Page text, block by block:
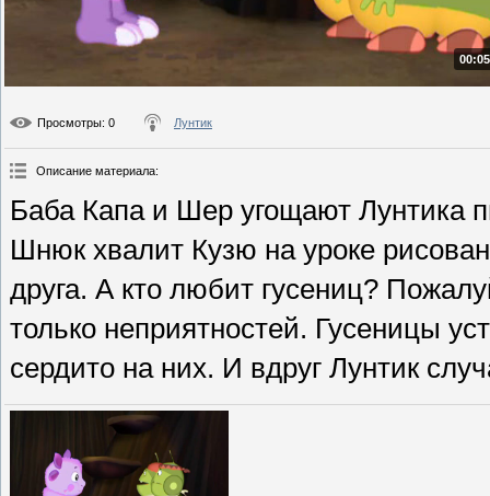
Просмотры: 0 Лунтик
Описание материала:
Баба Капа и Шер угощают Лунтика
Шнюк хвалит Кузю на уроке
друга. А кто любит гусениц?
только неприятностей. Гусеницы
сердито на них. И вдруг Лунтик